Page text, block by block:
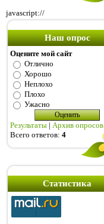
javascript://
Наш опрос
Оцените мой сайт
Отлично
Хорошо
Неплохо
Плохо
Ужасно
Результаты | Архив опросов
Всего ответов: 4
Статистика